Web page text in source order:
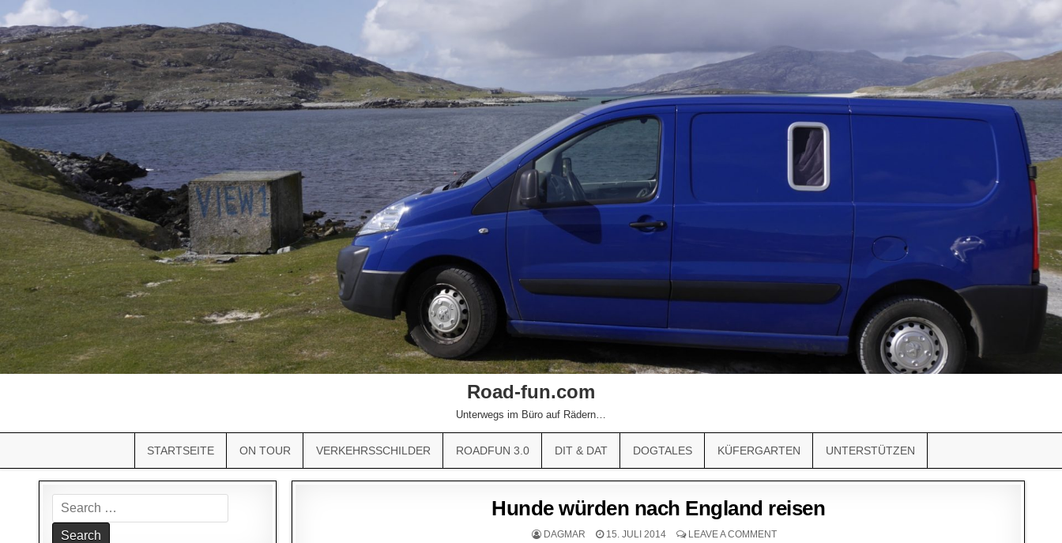
Road-fun.com
Unterwegs im Büro auf Rädern…
STARTSEITE ON TOUR VERKEHRSSCHILDER ROADFUN 3.0 DIT & DAT DOGTALES KÜFERGARTEN UNTERSTÜTZEN
Hunde würden nach England reisen
DAGMAR 15. JULI 2014 LEAVE A COMMENT
Search
for: